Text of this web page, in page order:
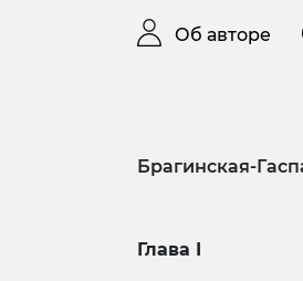
Об авторе
Брагинская-
Глава I